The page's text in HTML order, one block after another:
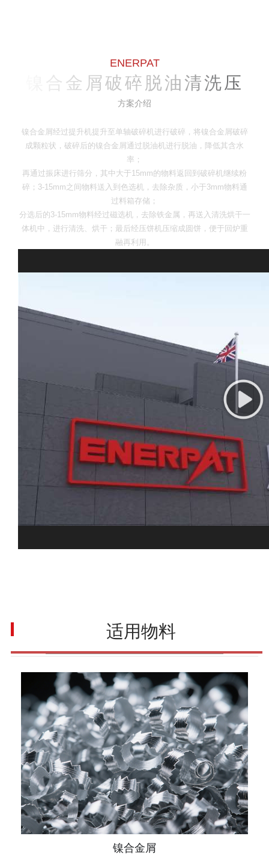
ENERPAT
镍合金屑破碎脱油清洗压
饼方案
方案介绍
镍合金屑经过提升机提升至单轴破碎机进行破碎，将镍合金屑破碎
成颗粒状，破碎后的镍合金屑通过脱油机进行脱油，降低其含水
率；
再通过振床进行筛分，其中大于15mm的物料返回到破碎机继续粉
碎；3-15mm之间物料送入到色选机，去除杂质，小于3mm物料通
过料箱存储；
分选后的3-15mm物料经过磁选机，去除铁金属，再送入清洗烘干一
体机中，进行清洗、烘干；最后经压饼机压缩成圆饼，便于回炉重
融再利用。
适用物料
镍合金屑